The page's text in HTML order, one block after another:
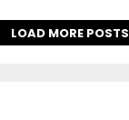
LOAD MORE POSTS